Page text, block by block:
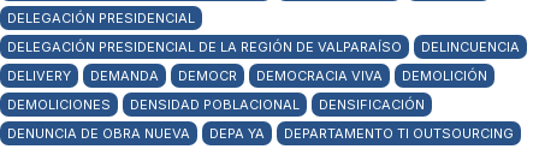
DELEGACIÓN PRESIDENCIAL
DELEGACIÓN PRESIDENCIAL DE LA REGIÓN DE VALPARAÍSO
DELINCUENCIA
DELIVERY
DEMANDA DEMOCR DEMOCRACIA VIVA
DEMOLICIÓN
DEMOLICIONES
DENSIDAD POBLACIONAL
DENSIFICACIÓN
DENUNCIA DE OBRA NUEVA
DEPA YA
DEPARTAMENTO TI OUTSOURCING